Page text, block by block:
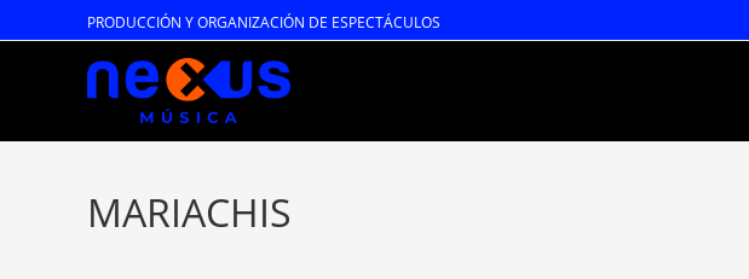
al
PRODUCCIÓN Y ORGANIZACIÓN DE ESPECTÁCULOS
MARIACHIS